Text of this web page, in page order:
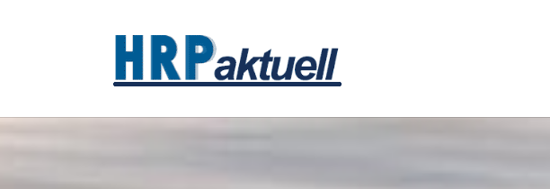
Zum Hauptinhalt springen